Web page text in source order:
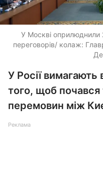
У Москві оприлюднили
переговорів/ колаж:
У Росії вимагають
того, щоб почався
перемовин між
Реклама